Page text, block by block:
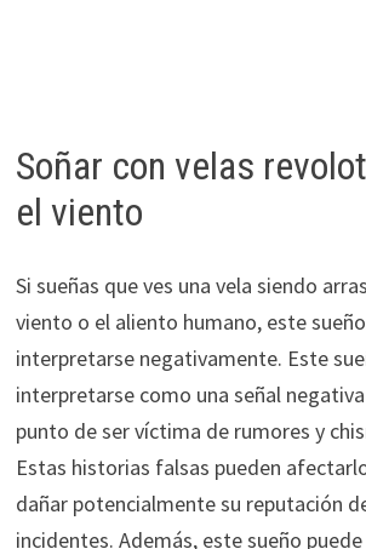
Soñar con velas
el viento
Si sueñas que ves una vela siendo
viento o el aliento humano, este
interpretarse negativamente. Este
interpretarse como una señal
punto de ser víctima de rumores y
Estas historias falsas pueden
dañar potencialmente su reputación
incidentes. Además, este sueño